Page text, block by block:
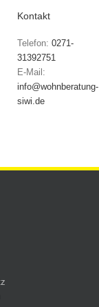
Kontakt
Telefon: 0271-
31392751
E-Mail:
info@wohnberatung-
siwi.de